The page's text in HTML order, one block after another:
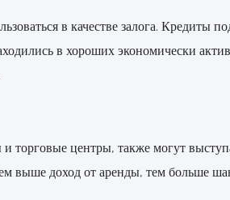
в качестве залога. Кредиты
в хороших экономически
торговые центры, также могут
выше доход от аренды, тем больше